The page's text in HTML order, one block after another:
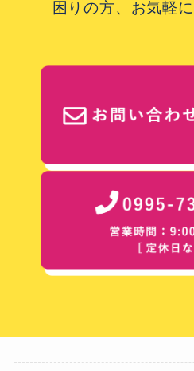
困りの方、お気軽